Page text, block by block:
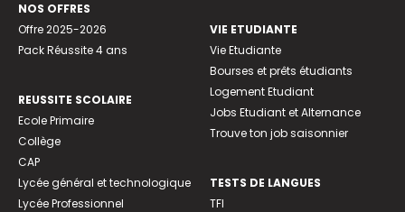
NOS OFFRES
Offre 2025-2026
Pack Réussite 4 ans
REUSSITE SCOLAIRE
Ecole Primaire
Collège
CAP
Lycée général et technologique
Lycée Professionnel
VIE ETUDIANTE
Vie Etudiante
Bourses et prêts étudiants
Logement Etudiant
Jobs Etudiant et Alternance
Trouve ton job saisonnier
TESTS DE LANGUES
TFI